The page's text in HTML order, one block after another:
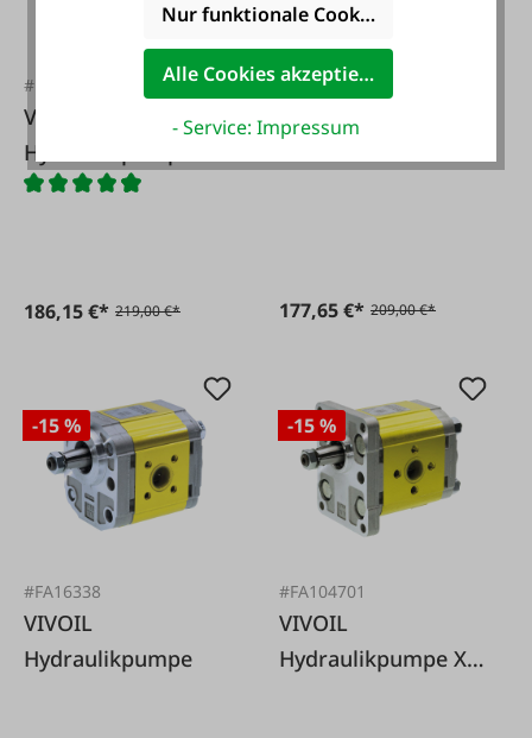
#FA11682
VIVOIL
Hydraulikpumpe
186,15 €* 219,00 €*
#FA115835
177,65 €* 209,00 €*
-15 %
#FA16338
VIVOIL
Hydraulikpumpe
-15 %
#FA104701
VIVOIL
Hydraulikpumpe XV-
Nur funktionale Cookies akzeptieren
Alle Cookies akzeptieren
- Service: Impressum